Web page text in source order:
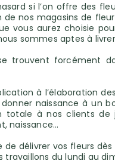
si l’on offre des
de nos magasins de
vous aurez choisie
sommes aptes à
trouvent forcément
à l’élaboration
naissance à un
totale à nos clients de
naissance…
délivrer vos fleurs
travaillons du lundi au